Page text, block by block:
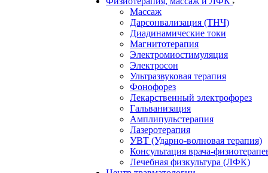
Массаж
Дарсонвализация (ТНЧ)
Диадинамические токи
Магнитотерапия
Электромиостимуляция
Электросон
Ультразвуковая терапия
Фонофорез
Лекарственный электрофорез
Гальванизация
Амплипульстерапия
Лазеротерапия
УВТ (Ударно-волновая терапия)
Консультация врача-
Лечебная физкультура (ЛФК)